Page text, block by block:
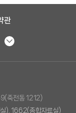
관
죽전동 1212)
), 1662(종합자료실)